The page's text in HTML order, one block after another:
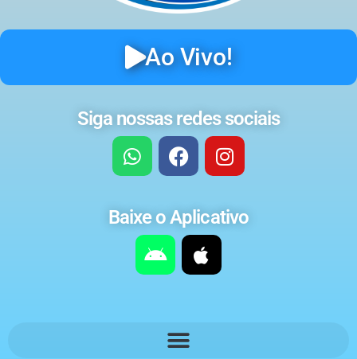
Ao Vivo!
Siga nossas redes sociais
Baixe o Aplicativo